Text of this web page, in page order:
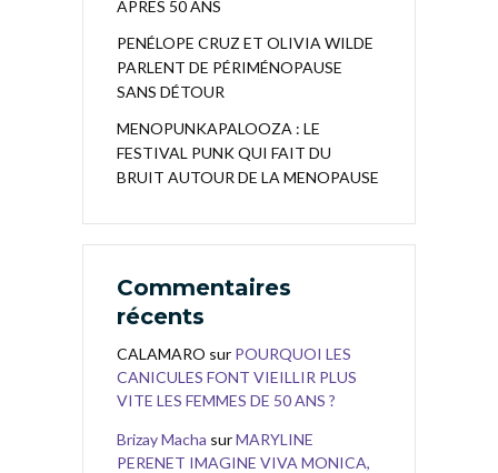
APRES 50 ANS
PENÉLOPE CRUZ ET OLIVIA WILDE
PARLENT DE PÉRIMÉNOPAUSE
SANS DÉTOUR
MENOPUNKAPALOOZA : LE
FESTIVAL PUNK QUI FAIT DU
BRUIT AUTOUR DE LA MENOPAUSE
Commentaires
récents
CALAMARO sur POURQUOI LES
CANICULES FONT VIEILLIR PLUS
VITE LES FEMMES DE 50 ANS ?
Brizay Macha surMARYLINE
PERENET IMAGINE VIVA MONICA,